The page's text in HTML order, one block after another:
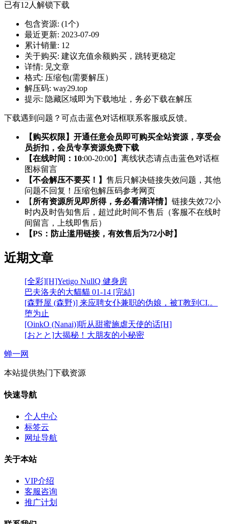
已有12人解锁下载
包含资源: (1个)
最近更新: 2023-07-09
累计销量: 12
关于购买: 建议充值余额购买，跳转更稳定
详情: 见文章
格式: 压缩包(需要解压）
解压码: way29.top
提示: 隐藏区域即为下载地址，务必下载在解压
下载遇到问题？可点击蓝色对话框联系客服或反馈。
【购买权限】开通任意会员即可购买全站资源，享受会
员折扣，会员专享资源免费下载
【在线时间：10:00-20:00】离线状态请点击蓝色对话框
图标留言
【不会解压不要买！】 售后只解决链接失效问题，其他
问题不回复！压缩包解压码参考网页
【 所有资源所见即所得，务必看清详情】链接失效72小
时内及时告知售后，超过此时间不售后（客服不在线时
间留言，上线即售后）
【PS：防止滥用链接，有效售后为72小时】
近期文章
[全彩][H]Yetigo NullQ 健身房
巴夫洛夫的大貓貓 01-14 [完結]
[森野屋 (森野)] 来应聘女仆兼职的伪娘，被T教到CI.。
堕为止
[OinkO (Nanai)]听从甜蜜施虐天使的话[H]
[おとと]大揭秘！大朋友的小秘密
蝉一网
本站提供热门下载资源
快速导航
个人中心
标签云
网址导航
关于本站
VIP介绍
客服咨询
推广计划